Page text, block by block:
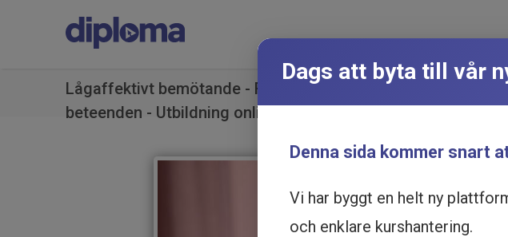
Lågaffektivt bemötande - Förebygg och bemöt utagerande
beteenden - Utbildning online
Dags att byta till vår
Denna sida kommer snart
Vi har byggt en helt ny
och enklare kurshantering.